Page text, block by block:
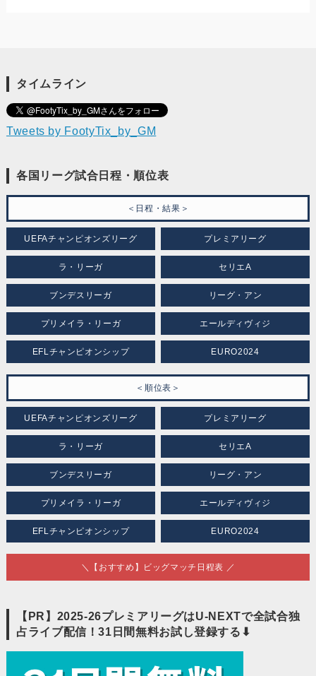
タイムライン
Tweets by FootyTix_by_GM
各国リーグ試合日程・順位表
＜日程・結果＞
UEFAチャンピオンズリーグ プレミアリーグ
ラ・リーガ セリエA
ブンデスリーガ リーグ・アン
プリメイラ・リーガ エールディヴィジ
EFLチャンピオンシップ EURO2024
＜順位表＞
UEFAチャンピオンズリーグ プレミアリーグ
ラ・リーガ セリエA
ブンデスリーガ リーグ・アン
プリメイラ・リーガ エールディヴィジ
EFLチャンピオンシップ EURO2024
＼【おすすめ】ビッグマッチ日程表 ／
【PR】2025-26プレミアリーグはU-NEXTで全試合独
占ライブ配信！31日間無料お試し登録する⬇︎